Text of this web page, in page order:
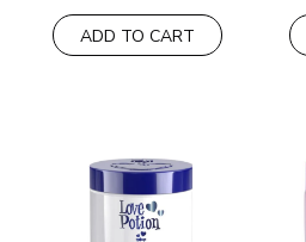
ADD TO CART